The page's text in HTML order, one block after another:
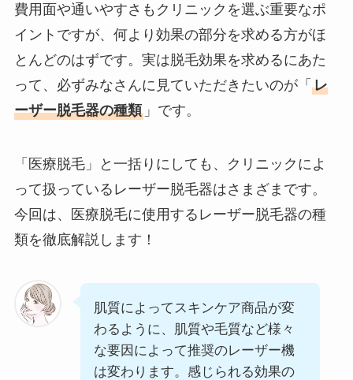
費用面や通いやすさもクリニックを選ぶ重要なポ
イントですが、何より効果の部分を求める方がほ
とんどのはずです。実は脱毛効果を求めるにあた
って、必ずみなさんに見ていただきたいのが「 レ
ーザー脱毛器の種類」です。
「医療脱毛」と一括りにしても、クリニックによ
って扱っているレーザー脱毛器はさまざまです。
今回は、医療脱毛に使用するレーザー脱毛器の種
類を徹底解説します！
肌質によってスキンケア商品が変
わるように、肌質や毛質など様々
な要因によって推奨のレーザー機
は変わります。感じられる効果の